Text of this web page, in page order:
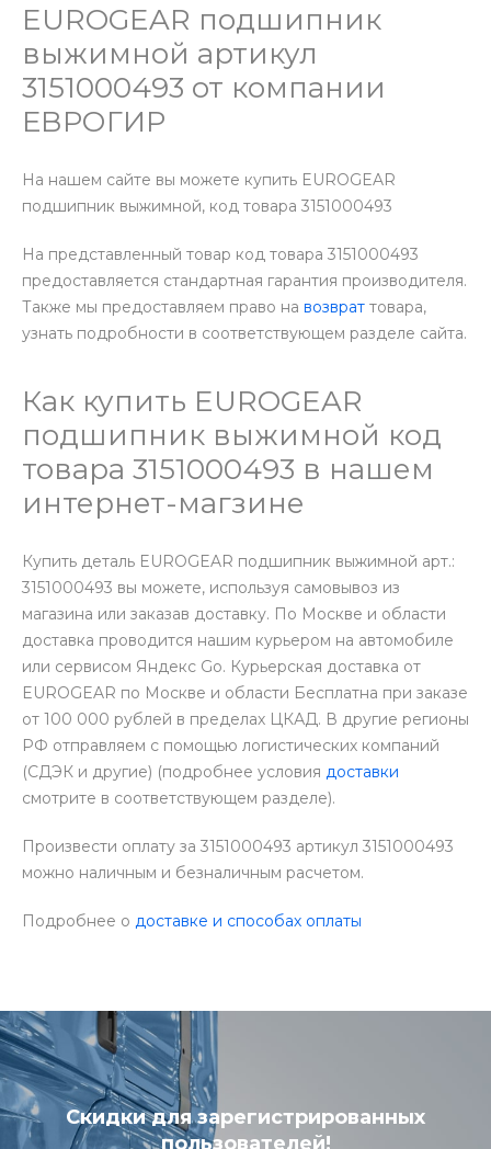
EUROGEAR подшипник
выжимной артикул
3151000493 от компании
ЕВРОГИР
На нашем сайте вы можете купить EUROGEAR
подшипник выжимной, код товара 3151000493
На представленный товар код товара 3151000493
предоставляется стандартная гарантия производителя.
Также мы предоставляем право на возврат товара,
узнать подробности в соответствующем разделе сайта.
Как купить EUROGEAR
подшипник выжимной код
товара 3151000493 в нашем
интернет-магзине
Купить деталь EUROGEAR подшипник выжимной арт.:
3151000493 вы можете, используя самовывоз из
магазина или заказав доставку. По Москве и области
доставка проводится нашим курьером на автомобиле
или сервисом Яндекс Go. Курьерская доставка от
EUROGEAR по Москве и области Бесплатна при заказе
от 100 000 рублей в пределах ЦКАД. В другие регионы
РФ отправляем с помощью логистических компаний
(СДЭК и другие) (подробнее условия доставки
смотрите в соответствующем разделе).
Произвести оплату за 3151000493 артикул 3151000493
можно наличным и безналичным расчетом.
Подробнее о доставке и способах оплаты
Скидки для зарегистрированных
пользователей!